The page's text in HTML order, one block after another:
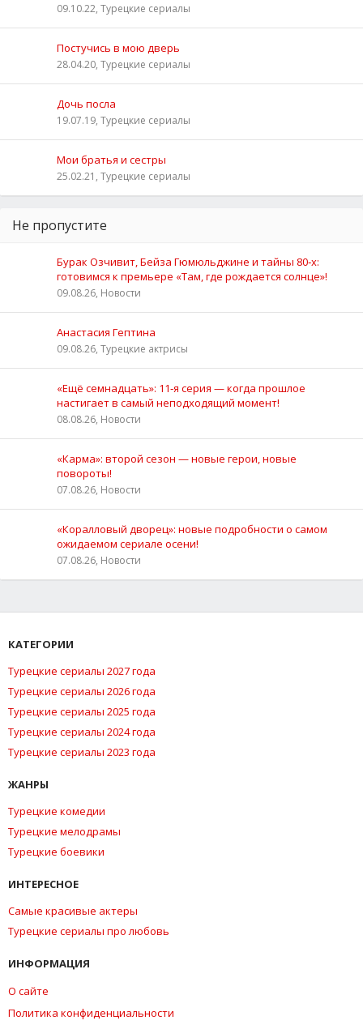
09.10.22, Турецкие сериалы
Постучись в мою дверь
28.04.20, Турецкие сериалы
Дочь посла
19.07.19, Турецкие сериалы
Мои братья и сестры
25.02.21, Турецкие сериалы
Не пропустите
Бурак Озчивит, Бейза Гюмюльджине и тайны 80‑х:
готовимся к премьере «Там, где рождается солнце»!
09.08.26, Новости
Анастасия Гептина
09.08.26, Турецкие актрисы
«Ещё семнадцать»: 11‑я серия — когда прошлое
настигает в самый неподходящий момент!
08.08.26, Новости
«Карма»: второй сезон — новые герои, новые
повороты!
07.08.26, Новости
«Коралловый дворец»: новые подробности о самом
ожидаемом сериале осени!
07.08.26, Новости
КАТЕГОРИИ
Турецкие сериалы 2027 года
Турецкие сериалы 2026 года
Турецкие сериалы 2025 года
Турецкие сериалы 2024 года
Турецкие сериалы 2023 года
ЖАНРЫ
Турецкие комедии
Турецкие мелодрамы
Турецкие боевики
ИНТЕРЕСНОЕ
Самые красивые актеры
Турецкие сериалы про любовь
ИНФОРМАЦИЯ
О сайте
Политика конфиденциальности